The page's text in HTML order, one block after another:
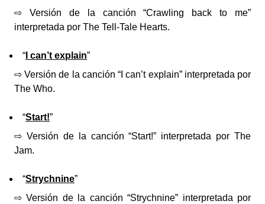
⇨ Versión de la canción “Crawling back to me”
interpretada por The Tell-Tale Hearts.
“ I can’t explain”
⇨ Versión de la canción “I can’t explain” interpretada por
The Who.
“Start!”
⇨ Versión de la canción “Start!” interpretada por The
Jam.
“Strychnine”
⇨ Versión de la canción “Strychnine” interpretada por